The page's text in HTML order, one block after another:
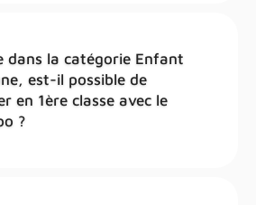
dans la catégorie Enfant
est-il possible de
en 1ère classe avec le
?